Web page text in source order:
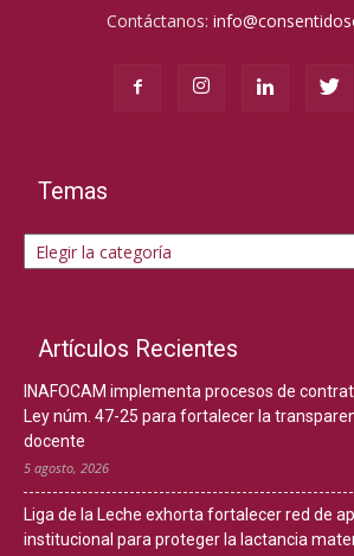
Contáctanos:
Temas
Temas
Artículos Recientes
INAFOCAM implementa procesos de
Ley núm. 47-25 para fortalecer la
docente
5 agosto, 2026
Liga de la Leche exhorta fortalecer red de
institucional para proteger la lactancia